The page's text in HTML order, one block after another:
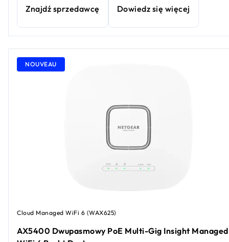
Znajdź sprzedawcę Dowiedz się więcej
NOUVEAU
Cloud Managed WiFi 6 (WAX625)
AX5400 Dwupasmowy PoE Multi-Gig Insight Managed